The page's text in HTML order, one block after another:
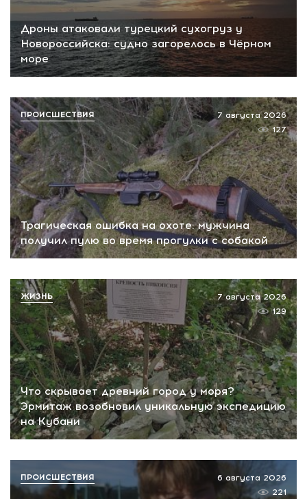
Дроны атаковали турецкий сухогруз у
Новороссийска: судно загорелось в Чёрном
море
Трагическая ошибка на охоте: мужчина
получил пулю во время прогулки с собакой
7 августа 2026
127
ПРОИСШЕСТВИЯ
Что скрывает древний город у моря?
Эрмитаж возобновил уникальную экспедицию
на Кубани
7 августа 2026
129
ЖИЗНЬ
6 августа 2026
221
ПРОИСШЕСТВИЯ